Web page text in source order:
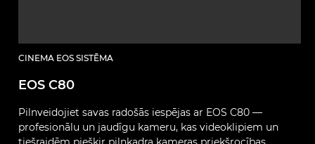
CINEMA EOS SISTĒMA
EOS C80
Pilnveidojiet savas radošās iespējas ar EOS C80 —
profesionālu un jaudīgu kameru, kas videoklipiem un